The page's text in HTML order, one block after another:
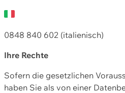
0848 840 602 (italienisch)
Ihre Rechte
Sofern die gesetzlichen
haben Sie als von einer